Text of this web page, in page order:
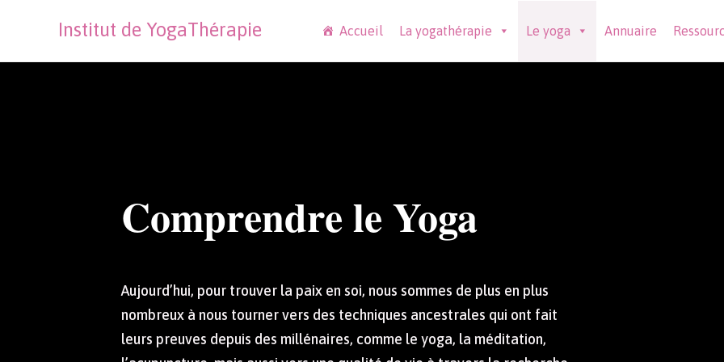
Institut de YogaThérapie Accueil La yogathérapie Le yoga Annuaire
Comprendre le Yoga
Aujourd’hui, pour trouver la paix en soi, nous sommes de plus en plus
nombreux à nous tourner vers des techniques ancestrales qui ont fait
leurs preuves depuis des millénaires, comme le yoga, la méditation,